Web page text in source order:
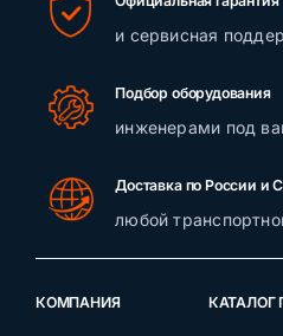
и сервисная
Подбор оборудования
инженерами под
Доставка по России и
любой
КОМПАНИЯ КАТАЛОГ